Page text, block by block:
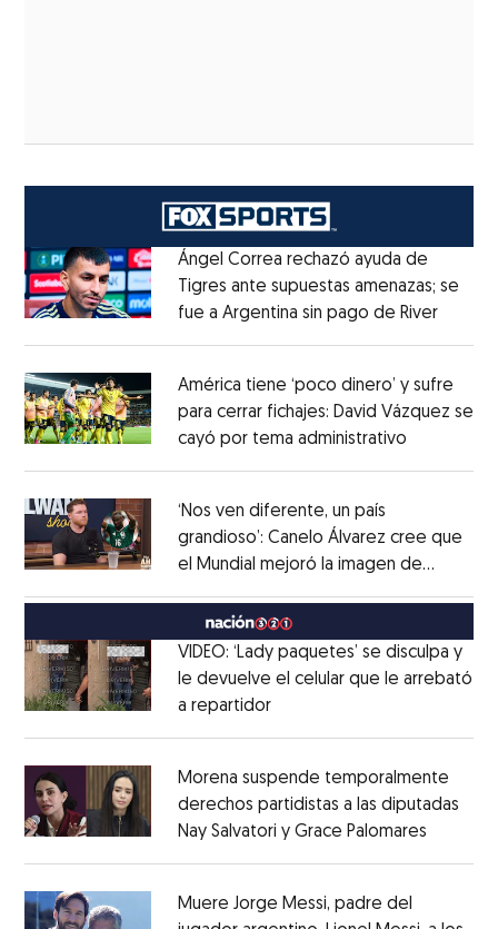
Ángel Correa rechazó ayuda de
Tigres ante supuestas amenazas; se
fue a Argentina sin pago de RiverOpens
América tiene ‘poco dinero’ y sufre
para cerrar fichajes: David Vázquez se
cayó por tema administrativo
‘Nos ven diferente, un país
grandioso’: Canelo Álvarez cree que
el Mundial mejoró la imagen de
MéxicoOpens in new window
VIDEO: ‘Lady paquetes’ se disculpa y
le devuelve el celular que le arrebató
a repartidorOpens in new window
Morena suspende temporalmente
derechos partidistas a las diputadas
Nay Salvatori y Grace Palomares
Muere Jorge Messi, padre del